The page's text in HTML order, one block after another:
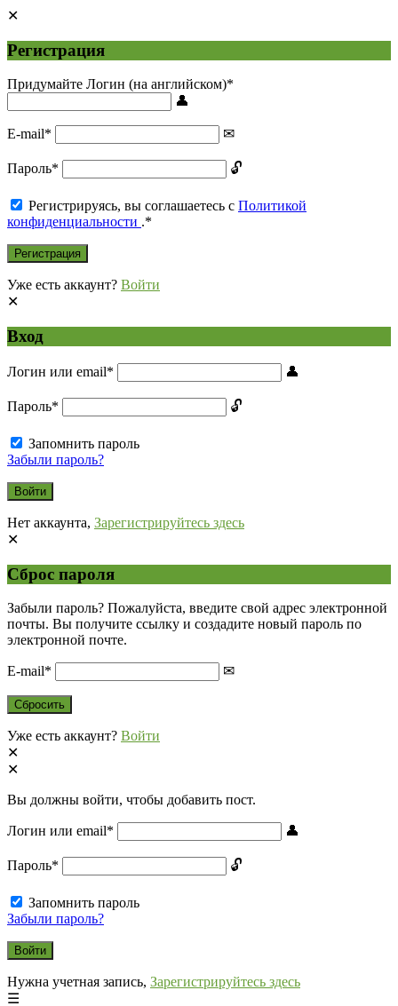
Регистрация
Придумайте Логин (на английском)*
E-mail*
Пароль*
Регистрируясь, вы соглашаетесь с Политикой
конфиденциальности .*
Уже есть аккаунт? Войти
Вход
Логин или email*
Пароль*
Запомнить пароль
Забыли пароль?
Нет аккаунта, Зарегистрируйтесь здесь
Сброс пароля
Забыли пароль? Пожалуйста, введите свой адрес электронной
почты. Вы получите ссылку и создадите новый пароль по
электронной почте.
E-mail*
Уже есть аккаунт? Войти
Вы должны войти, чтобы добавить пост.
Логин или email*
Пароль*
Запомнить пароль
Забыли пароль?
Нужна учетная запись, Зарегистрируйтесь здесь